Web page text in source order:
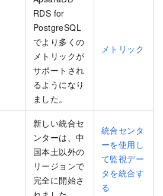
RDS for
PostgreSQL
でより多くの
メトリックが
サポートされ
るようになり
ました。
メトリック
新しい統合セ
ンターは、中
国本土以外の
リージョンで
完全に開始さ
統合センタ
ーを使用し
て監視デー
タを統合す
る